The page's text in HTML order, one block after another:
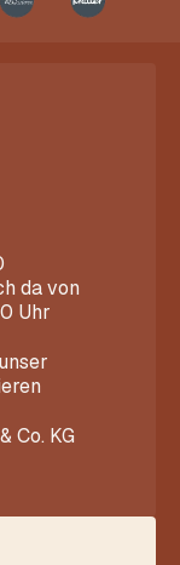
da von
Uhr
Co. KG